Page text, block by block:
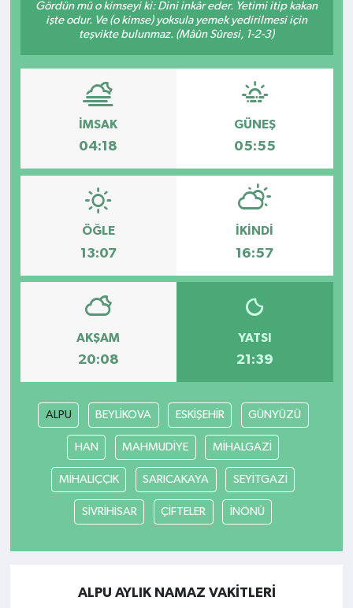
Gördün mü o kimseyi ki: Dini inkâr eder. Yetimi itip kakan
işte odur. Ve (o kimse) yoksula yemek yedirilmesi için
teşvikte bulunmaz. (Mâûn Sûresi, 1-2-3)
İMSAK
04:18
GÜNEŞ
05:55
ÖĞLE
13:07
İKINDI
16:57
AKŞAM
20:08
YATSI
21:39
ALPU BEYLİKOVA ESKİŞEHİR GÜNYÜZÜ
HAN MAHMUDİYE MİHALGAZİ
MİHALIÇÇIK SARICAKAYA SEYİTGAZİ
SİVRİHİSAR ÇİFTELER İNÖNÜ
ALPU AYLIK NAMAZ VAKITLERI
Kültür - Sanat
Yaşam